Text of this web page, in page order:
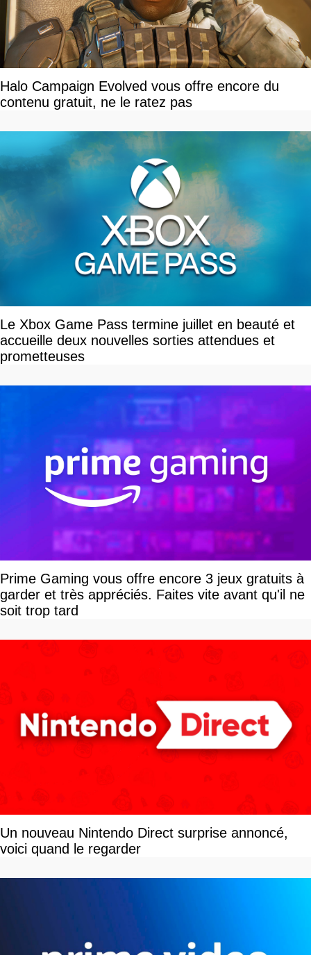
Halo Campaign Evolved vous offre encore du
contenu gratuit, ne le ratez pas
Le Xbox Game Pass termine juillet en beauté et
accueille deux nouvelles sorties attendues et
prometteuses
Prime Gaming vous offre encore 3 jeux gratuits à
garder et très appréciés. Faites vite avant qu'il ne
soit trop tard
Un nouveau Nintendo Direct surprise annoncé,
voici quand le regarder